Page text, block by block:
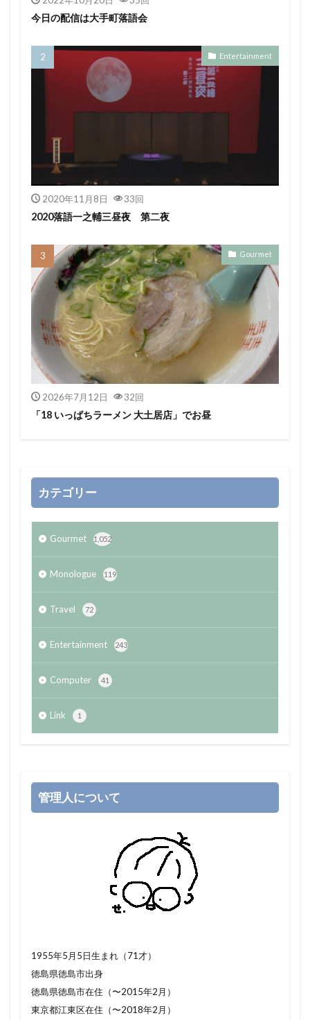
今日の配信は大手町落語会
Entertainment
2020年11月8日 33回
2020落語一之輔三昼夜 第二夜
Gourmet
2026年7月12日 32回
「18 いっぱちラーメン 大土居店」でお昼
カテゴリー
Gourmet 1,052
Monologue 119
Travel 72
Entertainment 243
Computer 41
Link 1
管理人について
1955年5月5日生まれ（71才）
徳島県徳島市出身
徳島県徳島市在住（〜2015年2月）
東京都江東区在住（〜2018年2月）